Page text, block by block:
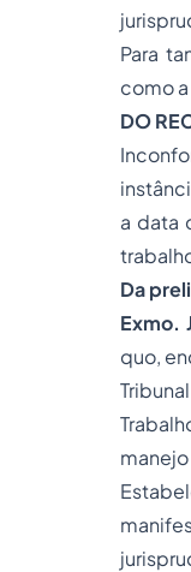
Para
como
DO
a data
Da
Exmo.
quo,